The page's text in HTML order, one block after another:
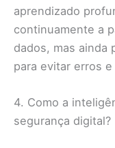
aprendizado
continuamente a
dados, mas ainda
para evitar erros e
4. Como a
segurança digital?